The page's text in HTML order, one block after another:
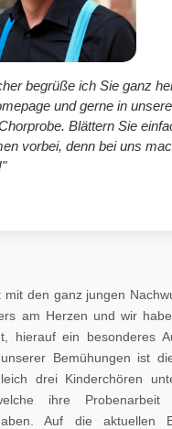
begrüße ich Sie ganz
und gerne in
Blättern Sie
vorbei, denn bei uns
mit den ganz jungen
am Herzen und wir
hierauf ein besonderes
Bemühungen ist
drei Kinderchören
ihre Probenarbeit
Auf die aktuellen